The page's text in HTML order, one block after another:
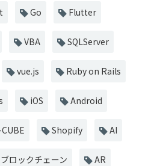
Go Flutter
VBA SQLServer
vue.js Ruby on Rails
iOS Android
Shopify AI
ブロックチェーン AR